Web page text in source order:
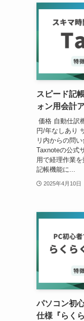
スピード記
ォン用会計
価格 自動仕訳
円/年なしあり
リ内からの問
Taxnoteの公式
用で経理作業
記帳機能に...
2025年4月10日
パソコン初
仕様『らく